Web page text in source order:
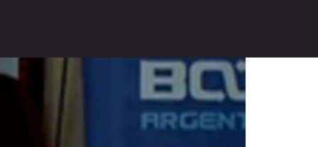
en tiempo real